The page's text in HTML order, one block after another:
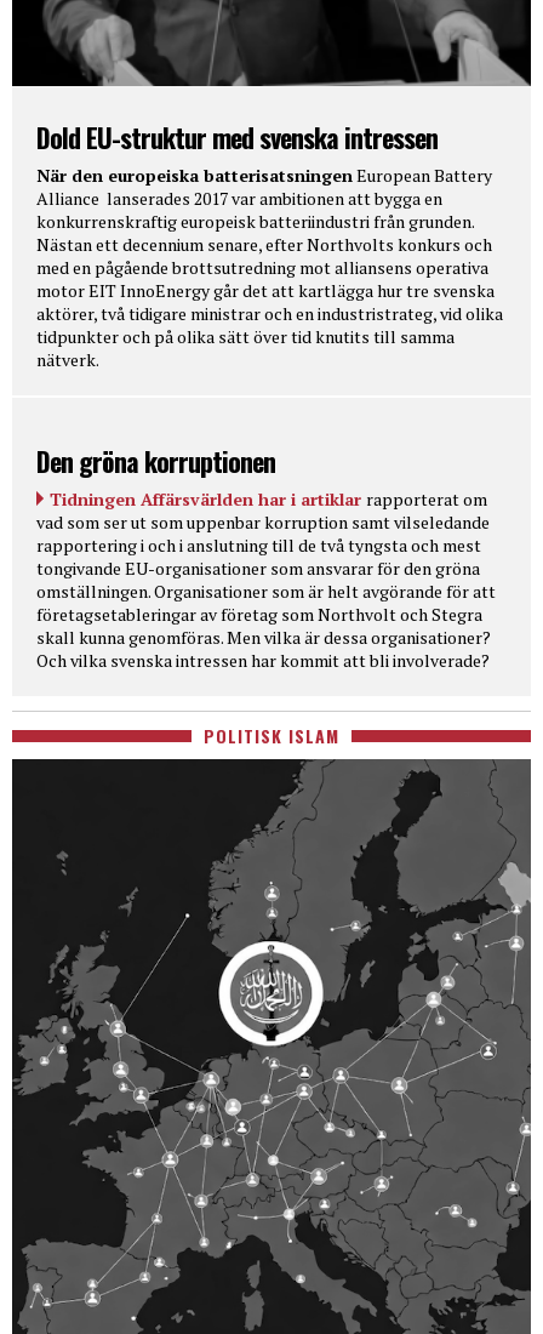
Dold EU-struktur med svenska intressen
När den europeiska batterisatsningenEuropean Battery
Alliance lanserades 2017 var ambitionen att bygga en
konkurrenskraftig europeisk batteriindustri från grunden.
Nästan ett decennium senare, efter Northvolts konkurs och
med en pågående brottsutredning mot alliansens operativa
motor EIT InnoEnergy går det att kartlägga hur tre svenska
aktörer, två tidigare ministrar och en industristrateg, vid olika
tidpunkter och på olika sätt över tid knutits till samma
nätverk.
Den gröna korruptionen
Tidningen Affärsvärlden har i artiklar rapporterat om
vad som ser ut som uppenbar korruption samt vilseledande
rapportering i och i anslutning till de två tyngsta och mest
tongivande EU-organisationer som ansvarar för den gröna
omställningen. Organisationer som är helt avgörande för att
företagsetableringar av företag som Northvolt och Stegra
skall kunna genomföras. Men vilka är dessa organisationer?
Och vilka svenska intressen har kommit att bli involverade?
POLITISK ISLAM